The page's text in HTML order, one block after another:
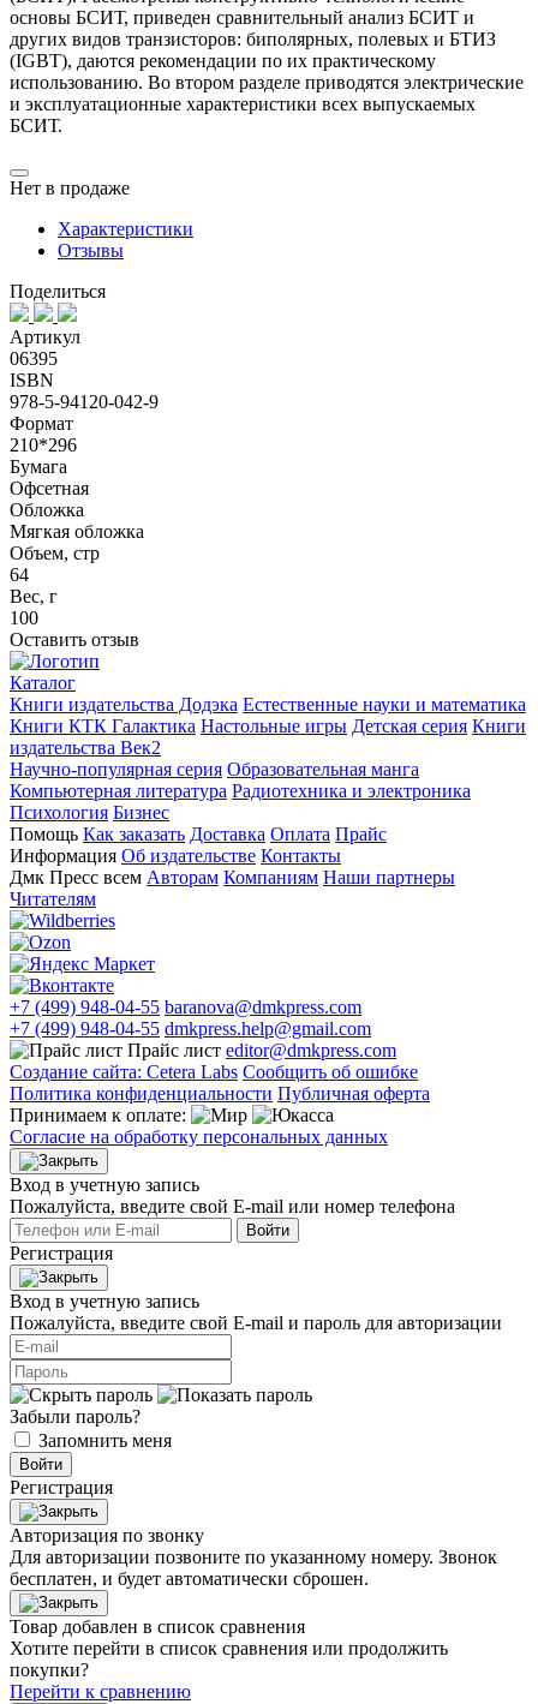
основы БСИТ, приведен сравнительный анализ БСИТ и
других видов транзисторов: биполярных, полевых и БТИЗ
(IGBT), даются рекомендации по их практическому
использованию. Во втором разделе приводятся электрические
и эксплуатационные характеристики всех выпускаемых
БСИТ.
Нет в продаже
Характеристики
Отзывы
Поделиться
Артикул
06395
ISBN
978-5-94120-042-9
Формат
210*296
Бумага
Офсетная
Обложка
Мягкая обложка
Объем, стр
64
Вес, г
100
Оставить отзыв
Каталог
Книги издательства Додэка Естественные науки и математика
Книги КТК Галактика Настольные игры Детская серия Книги
издательства Век2
Научно-популярная серия Образовательная манга
Компьютерная литература Радиотехника и электроника
Психология Бизнес
Помощь Как заказать Доставка Оплата Прайс
Информация Об издательстве Контакты
Дмк Пресс всем Авторам Компаниям Наши партнеры
Читателям
+7 (499) 948-04-55 baranova@dmkpress.com
+7 (499) 948-04-55 dmkpress.help@gmail.com
Прайс лист editor@dmkpress.com
Создание сайта: Cetera Labs Сообщить об ошибке
Политика конфиденциальности Публичная оферта
Принимаем к оплате:
Согласие на обработку персональных данных
Вход в учетную запись
Пожалуйста, введите свой E‑mail или номер телефона
Войти
Регистрация
Вход в учетную запись
Пожалуйста, введите свой E‑mail и пароль для авторизации
Забыли пароль?
Запомнить меня
Войти
Регистрация
Авторизация по звонку
Для авторизации позвоните по указанному номеру. Звонок
бесплатен, и будет автоматически сброшен.
Товар добавлен в список сравнения
Хотите перейти в список сравнения или продолжить
покупки?
Перейти к сравнению